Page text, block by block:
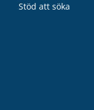
Stöd att söka